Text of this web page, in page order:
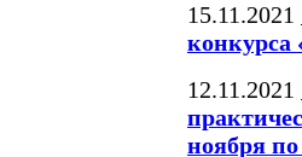
15.11.2021
конкурса
12.11.2021
ноября по